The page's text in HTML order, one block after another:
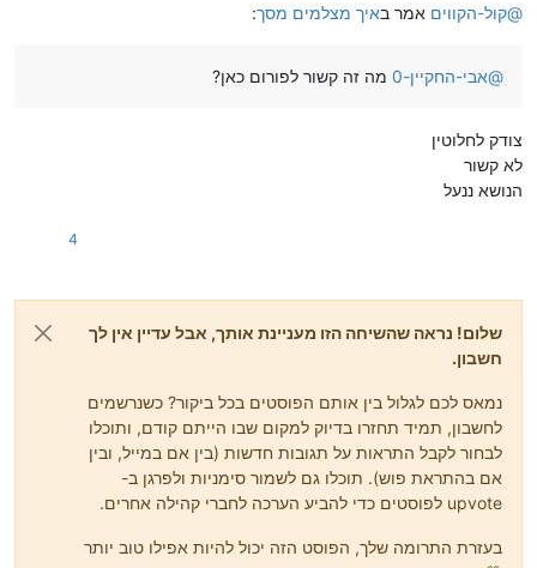
@קול-הקווים אמר באיך מצלמים מסך:
@אבי-החקיין-0 מה זה קשור לפורום כאן?
צודק לחלוטין
לא קשור
הנושא ננעל
4
שלום! נראה שהשיחה הזו מעניינת אותך, אבל עדיין אין לך
חשבון.
נמאס לכם לגלול בין אותם הפוסטים בכל ביקור? כשנרשמים
לחשבון, תמיד תחזרו בדיוק למקום שבו הייתם קודם, ותוכלו
לבחור לקבל התראות על תגובות חדשות (בין אם במייל, ובין
אם בהתראת פוש). תוכלו גם לשמור סימניות ולפרגן ב-
upvote לפוסטים כדי להביע הערכה לחברי קהילה אחרים.
בעזרת התרומה שלך, הפוסט הזה יכול להיות אפילו טוב יותר